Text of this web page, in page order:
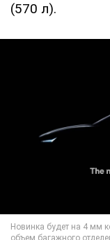
(570 л).